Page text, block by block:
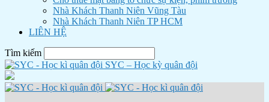
Nhà Khách Thanh Niên Vũng Tàu
Nhà Khách Thanh Niên TP HCM
LIÊN HỆ
Tìm kiếm
SYC – Học kỳ quân đội